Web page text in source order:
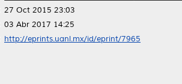
27 Oct 2015 23:03
03 Abr 2017 14:25
http://eprints.uanl.mx/id/eprint/7965